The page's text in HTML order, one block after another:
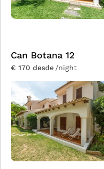
Can Botana 12
€ 170 desde/night